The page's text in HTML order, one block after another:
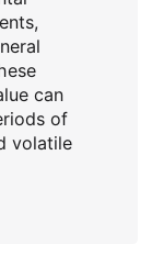
can
of
volatile